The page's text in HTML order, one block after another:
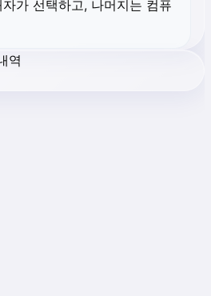
가 선택하고, 나머지는 컴퓨
역